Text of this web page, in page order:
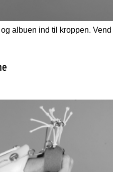
albuen ind til kroppen. Vend